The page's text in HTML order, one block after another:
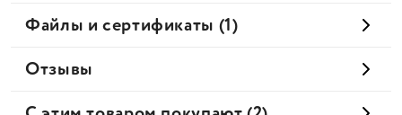
Файлы и сертификаты (1)
Отзывы